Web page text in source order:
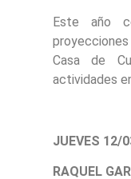
Este año
Casa de
actividades
JUEVES 12/
RAQUEL